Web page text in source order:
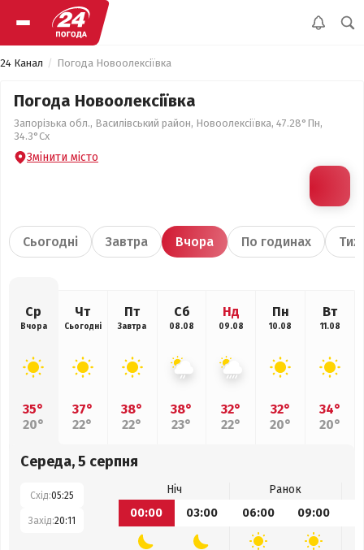
24 Канал Погода Новоолексіївка
Погода Новоолексіївка
Запорізька обл., Василівський район, Новоолексіївка, 47.28°Пн,
34.3°Сх
Змінити місто
Сьогодні Завтра Вчора По годинах
Ср
Вчора
35°
20°
Чт
Сьогодні
37°
22°
Пт
Завтра
38°
22°
Сб
08.08
38°
23°
Нд
09.08
32°
22°
Пн
10.08
32°
20°
Вт
11.08
34°
20°
Середа, 5 серпня
Схід:05:25
Захід:20:11
Ніч
Ранок
00:00
03:00 06:00 09:00